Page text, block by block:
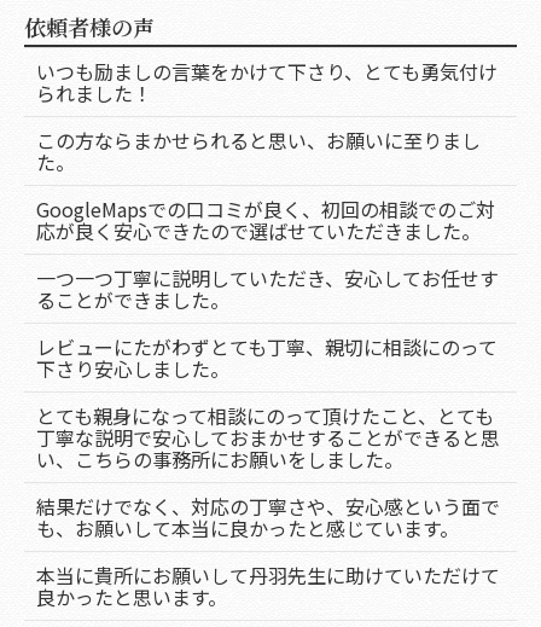
依頼者様の声
いつも励ましの言葉をかけて下さり、とても勇気付け
られました！
この方ならまかせられると思い、お願いに至りまし
た。
GoogleMapsでの口コミが良く、初回の相談でのご対
応が良く安心できたので選ばせていただきました。
一つ一つ丁寧に説明していただき、安心してお任せす
ることができました。
レビューにたがわずとても丁寧、親切に相談にのって
下さり安心しました。
とても親身になって相談にのって頂けたこと、とても
丁寧な説明で安心しておまかせすることができると思
い、こちらの事務所にお願いをしました。
結果だけでなく、対応の丁寧さや、安心感という面で
も、お願いして本当に良かったと感じています。
本当に貴所にお願いして丹羽先生に助けていただけて
良かったと思います。